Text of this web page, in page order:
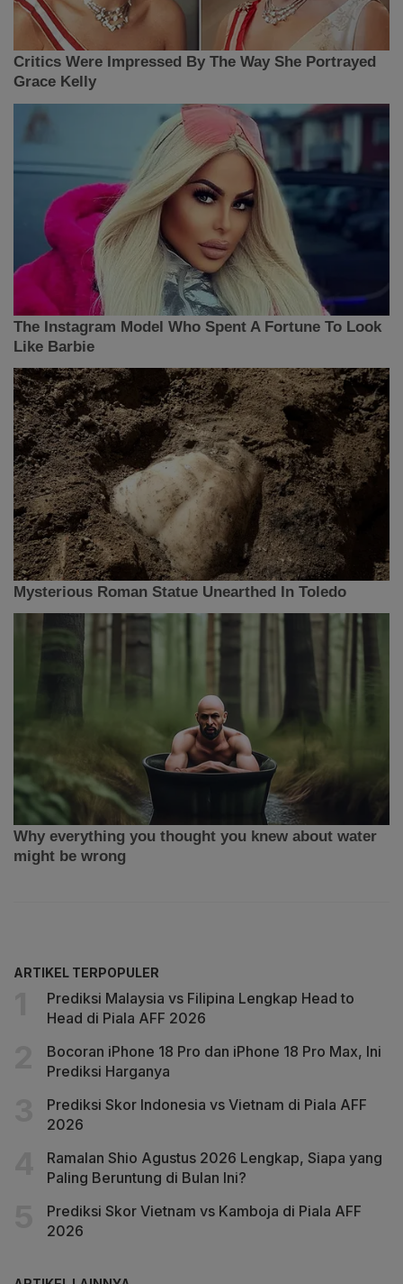
ARTIKEL TERPOPULER
Prediksi Malaysia vs Filipina Lengkap Head to
Head di Piala AFF 2026
Bocoran iPhone 18 Pro dan iPhone 18 Pro Max, Ini
Prediksi Harganya
Prediksi Skor Indonesia vs Vietnam di Piala AFF
2026
Ramalan Shio Agustus 2026 Lengkap, Siapa yang
Paling Beruntung di Bulan Ini?
Prediksi Skor Vietnam vs Kamboja di Piala AFF
2026